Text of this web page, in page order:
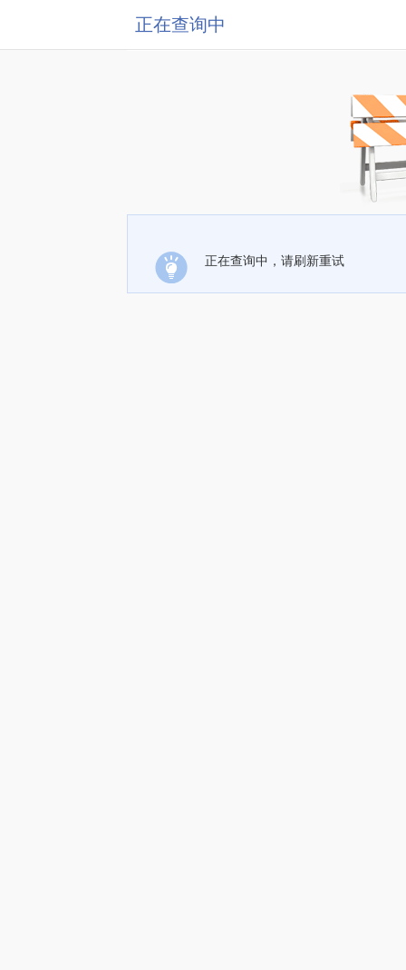
正在查询中
正在查询中，请刷新重试